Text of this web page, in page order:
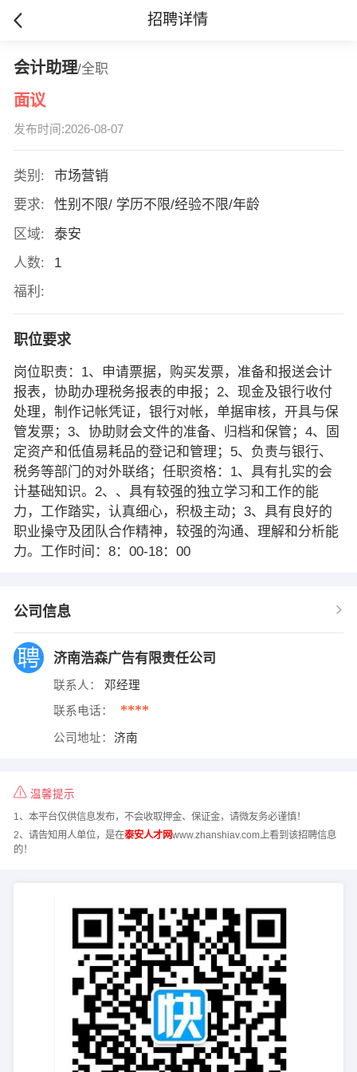
招聘详情
会计助理/全职
面议
发布时间:2026-08-07
类别:
市场营销
要求:
性别不限/ 学历不限/经验不限/年龄
区域:
泰安
人数:
1
福利:
职位要求
岗位职责：1、申请票据，购买发票，准备和报送会计
报表，协助办理税务报表的申报；2、现金及银行收付
处理，制作记帐凭证，银行对帐，单据审核，开具与保
管发票；3、协助财会文件的准备、归档和保管；4、固
定资产和低值易耗品的登记和管理；5、负责与银行、
税务等部门的对外联络；任职资格：1、具有扎实的会
计基础知识。2、、具有较强的独立学习和工作的能
力，工作踏实，认真细心，积极主动；3、具有良好的
职业操守及团队合作精神，较强的沟通、理解和分析能
力。工作时间：8：00-18：00
公司信息
济南浩森广告有限责任公司
联系人： 邓经理
联系电话： ****
公司地址： 济南
温馨提示
1、本平台仅供信息发布，不会收取押金、保证金，请微友务必谨慎！
2、请告知用人单位，是在泰安人才网www.zhanshiav.com上看到该招聘信息
的！